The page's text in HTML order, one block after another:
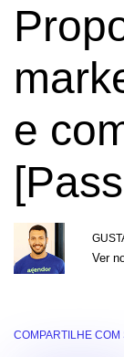
e
Ver
COMPARTILHE COM